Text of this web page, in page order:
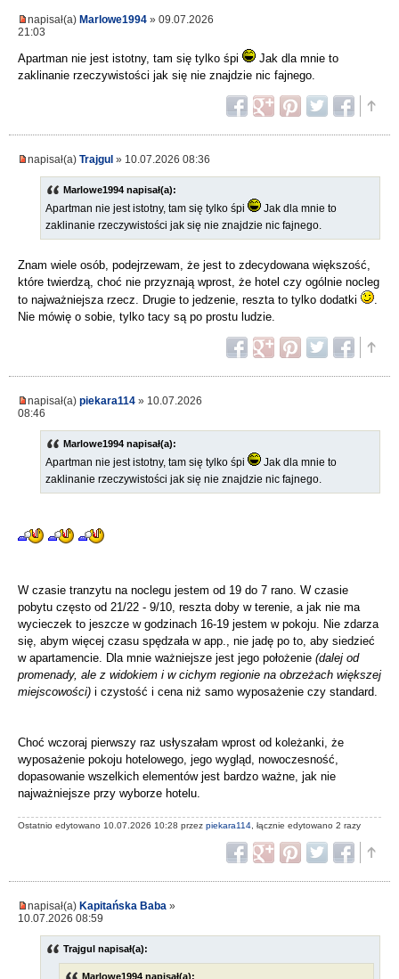
napisał(a) Marlowe1994 » 09.07.2026
21:03
Apartman nie jest istotny, tam się tylko śpi
Jak dla mnie to
zaklinanie rzeczywistości jak się nie znajdzie nic fajnego.
napisał(a) Trajgul » 10.07.2026 08:36
Marlowe1994 napisał(a):
Apartman nie jest istotny, tam się tylko śpi
Jak dla mnie to
zaklinanie rzeczywistości jak się nie znajdzie nic fajnego.
Znam wiele osób, podejrzewam, że jest to zdecydowana większość,
które twierdzą, choć nie przyznają wprost, że hotel czy ogólnie nocleg
to najważniejsza rzecz. Drugie to jedzenie, reszta to tylko dodatki
.
Nie mówię o sobie, tylko tacy są po prostu ludzie.
napisał(a) piekara114 » 10.07.2026
08:46
Marlowe1994 napisał(a):
Apartman nie jest istotny, tam się tylko śpi
Jak dla mnie to
zaklinanie rzeczywistości jak się nie znajdzie nic fajnego.
W czasie tranzytu na noclegu jestem od 19 do 7 rano. W czasie
pobytu często od 21/22 - 9/10, reszta doby w terenie, a jak nie ma
wycieczek to jeszcze w godzinach 16-19 jestem w pokoju. Nie zdarza
się, abym więcej czasu spędzała w app., nie jadę po to, aby siedzieć
w apartamencie. Dla mnie ważniejsze jest jego położenie (dalej od
promenady, ale z widokiem i w cichym regionie na obrzeżach większej
miejscowości) i czystość i cena niż samo wyposażenie czy standard.
Choć wczoraj pierwszy raz usłyszałam wprost od koleżanki, że
wyposażenie pokoju hotelowego, jego wygląd, nowoczesność,
dopasowanie wszelkich elementów jest bardzo ważne, jak nie
najważniejsze przy wyborze hotelu.
Ostatnio edytowano 10.07.2026 10:28 przez piekara114 , łącznie edytowano 2 razy
napisał(a) Kapitańska Baba »
10.07.2026 08:59
Trajgul napisał(a):
Marlowe1994 napisał(a):